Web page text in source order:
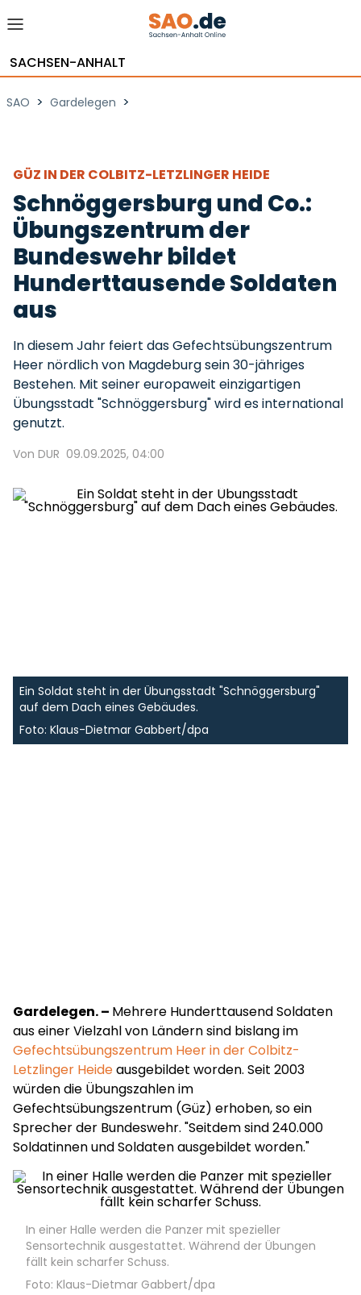
SACHSEN-ANHALT
SAO > Gardelegen >
GÜZ IN DER COLBITZ-LETZLINGER HEIDE
Schnöggersburg und Co.:
Übungszentrum der
Bundeswehr bildet
Hunderttausende Soldaten
aus
In diesem Jahr feiert das Gefechtsübungszentrum
Heer nördlich von Magdeburg sein 30-jähriges
Bestehen. Mit seiner europaweit einzigartigen
Übungsstadt "Schnöggersburg" wird es international
genutzt.
Von DUR 09.09.2025, 04:00
Ein Soldat steht in der Übungsstadt "Schnöggersburg"
auf dem Dach eines Gebäudes.
Foto: Klaus-Dietmar Gabbert/dpa
Gardelegen. – Mehrere Hunderttausend Soldaten
aus einer Vielzahl von Ländern sind bislang im
Gefechtsübungszentrum Heer in der Colbitz-
Letzlinger Heideausgebildet worden. Seit 2003
würden die Übungszahlen im
Gefechtsübungszentrum (Güz) erhoben, so ein
Sprecher der Bundeswehr. "Seitdem sind 240.000
Soldatinnen und Soldaten ausgebildet worden."
In einer Halle werden die Panzer mit spezieller
Sensortechnik ausgestattet. Während der Übungen
fällt kein scharfer Schuss.
Foto: Klaus-Dietmar Gabbert/dpa